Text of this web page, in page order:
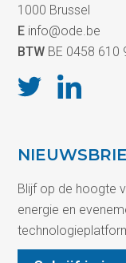
1000 Brussel
E info@ode.be
BTW BE 0458 610
Blijf op de hoogte
energie en